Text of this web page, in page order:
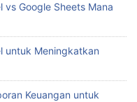
vs Google Sheets Mana
untuk Meningkatkan
Keuangan untuk